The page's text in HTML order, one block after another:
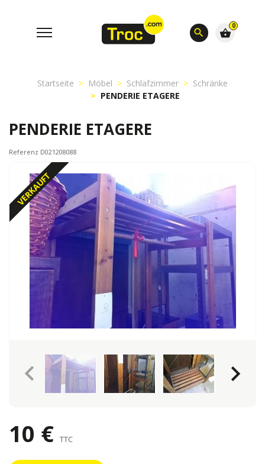
search
0
shopping_basket
Startseite Möbel Schlafzimmer
Schränke
PENDERIE ETAGERE
PENDERIE ETAGERE
Referenz D021208088
VERKAUFT
keyboard_arrow_left keyboard_arrow_right
10 € TTC